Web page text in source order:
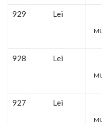
929 Lei
928 Lei
927 Lei